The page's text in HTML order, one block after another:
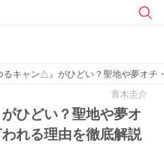
るキャン△』がひどい？聖地や夢オチ
青木圭介
ひどい？聖地や夢オ
れる理由を徹底解説